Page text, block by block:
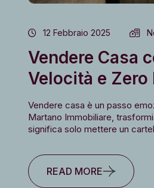
12 Febbraio 2025
Vendere Casa
Velocità e Zero
Vendere casa è un passo
Martano Immobiliare,
significa solo mettere un
READ MORE